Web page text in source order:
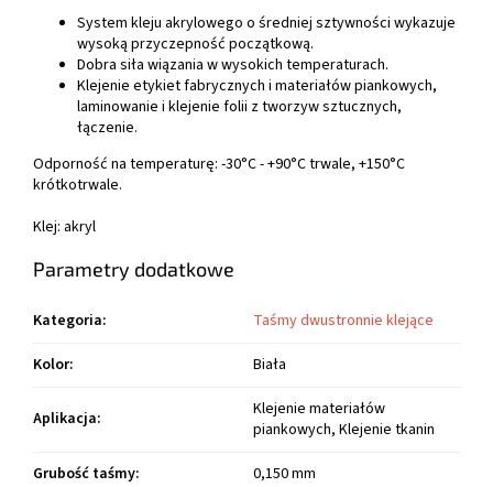
System kleju akrylowego o średniej sztywności wykazuje
wysoką przyczepność początkową.
Dobra siła wiązania w wysokich temperaturach.
Klejenie etykiet fabrycznych i materiałów piankowych,
laminowanie i klejenie folii z tworzyw sztucznych,
łączenie.
Odporność na temperaturę: -30°C - +90°C trwale, +150°C
krótkotrwale.
Klej: akryl
Parametry dodatkowe
Kategoria:
Taśmy dwustronnie klejące
Kolor: Biała
Aplikacja:
Klejenie materiałów
piankowych, Klejenie tkanin
Grubość taśmy:
0,150 mm